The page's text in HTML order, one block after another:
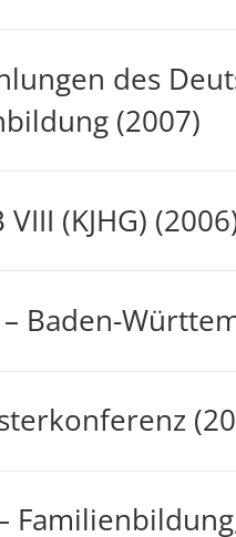
des
(2007)
(KJHG)
Baden-